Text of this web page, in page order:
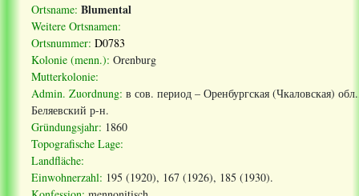
Ortsname: Blumental
Weitere Ortsnamen:
Ortsnummer: D0783
Kolonie (menn.): Orenburg
Mutterkolonie:
Admin. Zuordnung: в сов. период – Оренбургская (Чкаловская)
Беляевский р-н.
Gründungsjahr: 1860
Topografische Lage:
Landfläche:
Einwohnerzahl: 195 (1920), 167 (1926), 185 (1930).